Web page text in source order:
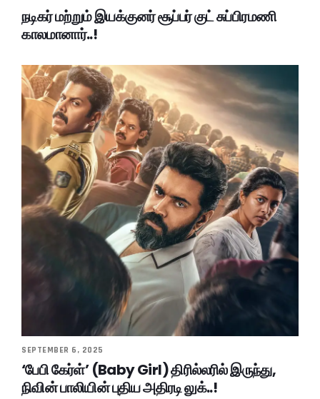
நடிகர் மற்றும் இயக்குனர் சூப்பர் குட் சுப்பிரமணி
காலமானார்..!
SEPTEMBER 6, 2025
‘பேபி கேர்ள்’ (Baby Girl) திரில்லரில் இருந்து,
நிவின் பாலியின் புதிய அதிரடி லுக்..!